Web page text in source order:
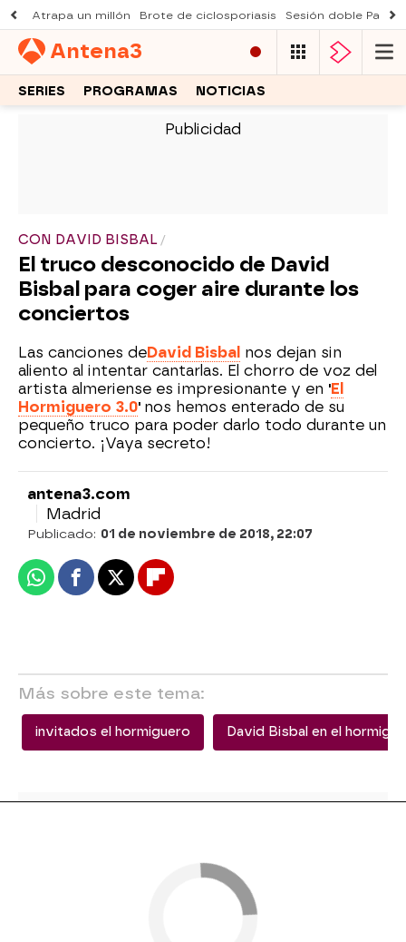
Atrapa un millón Brote de ciclosporiasis Sesión doble
Antena3
SERIES PROGRAMAS NOTICIAS
CON DAVID BISBAL
El truco desconocido de David
Bisbal para coger aire durante los
conciertos
Las canciones deDavid Bisbal nos dejan sin
aliento al intentar cantarlas. El chorro de voz del
artista almeriense es impresionante y en 'El
Hormiguero 3.0' nos hemos enterado de su
pequeño truco para poder darlo todo durante un
concierto. ¡Vaya secreto!
antena3.com
Madrid
Publicado: 01 de noviembre de 2018, 22:07
WhatsappFacebook
X Flipboard
Más sobre este tema:
invitados el hormiguero David Bisbal en el